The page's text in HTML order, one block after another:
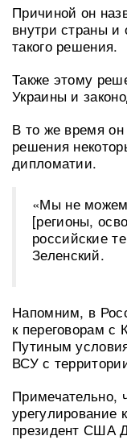
Причиной он
внутри страны и
такого решения.
Также этому
Украины и
В то же время
решения
дипломатии.
«Мы не
[регионы,
российские
Зеленский.
Напомним, в
к переговорам с
Путиным
ВСУ с
Примечательно,
урегулирование
президент США